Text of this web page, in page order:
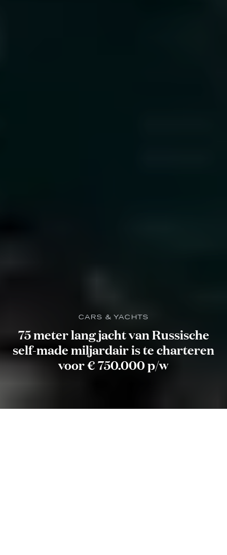
CARS & YACHTS
75 meter lang jacht van Russische
self-made miljardair is te charteren
voor € 750.000 p/w